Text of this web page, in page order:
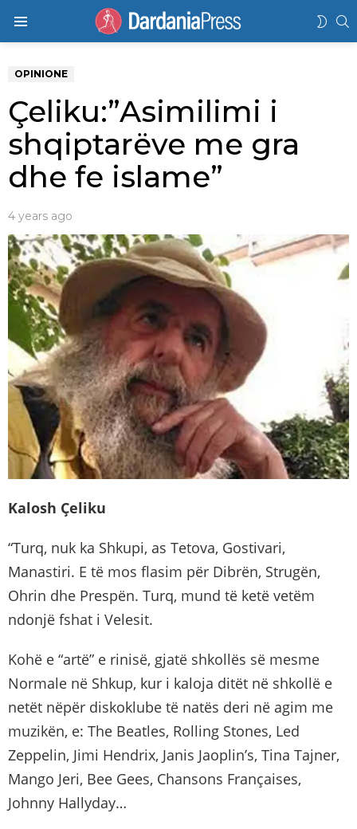
OPINIONE
Çeliku:”Asimilimi i
shqiptarëve me gra
dhe fe islame”
4 years ago
Kalosh Ҫeliku
“Turq, nuk ka Shkupi, as Tetova, Gostivari,
Manastiri. E të mos flasim për Dibrën, Strugën,
Ohrin dhe Prespën. Turq, mund të ketë vetëm
ndonjë fshat i Velesit.
Kohë e “artë” e rinisë, gjatë shkollës së mesme
Normale në Shkup, kur i kaloja ditët në shkollë e
netët nëpër diskoklube të natës deri në agim me
muzikën, e: The Beatles, Rolling Stones, Led
Zeppelin, Jimi Hendrix, Janis Jaoplin’s, Tina Tajner,
Mango Jeri, Bee Gees, Chansons Françaises,
Johnny Hallyday…